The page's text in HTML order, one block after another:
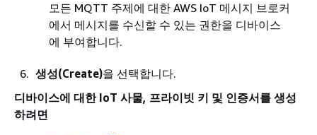
모든 MQTT 주제에 대한 AWS IoT 메시지 브로커
에서 메시지를 수신할 수 있는 권한을 디바이스
에 부여합니다.
생성(Create)을 선택합니다.
디바이스에 대한 IoT 사물, 프라이빗 키 및 인증서를 생성
하려면